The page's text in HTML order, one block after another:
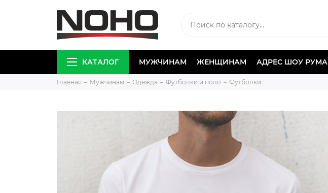
КАТАЛОГ МУЖЧИНАМ ЖЕНЩИНАМ АДРЕС ШОУ РУМА
Главная Мужчинам Одежда Футболки и поло Футболки